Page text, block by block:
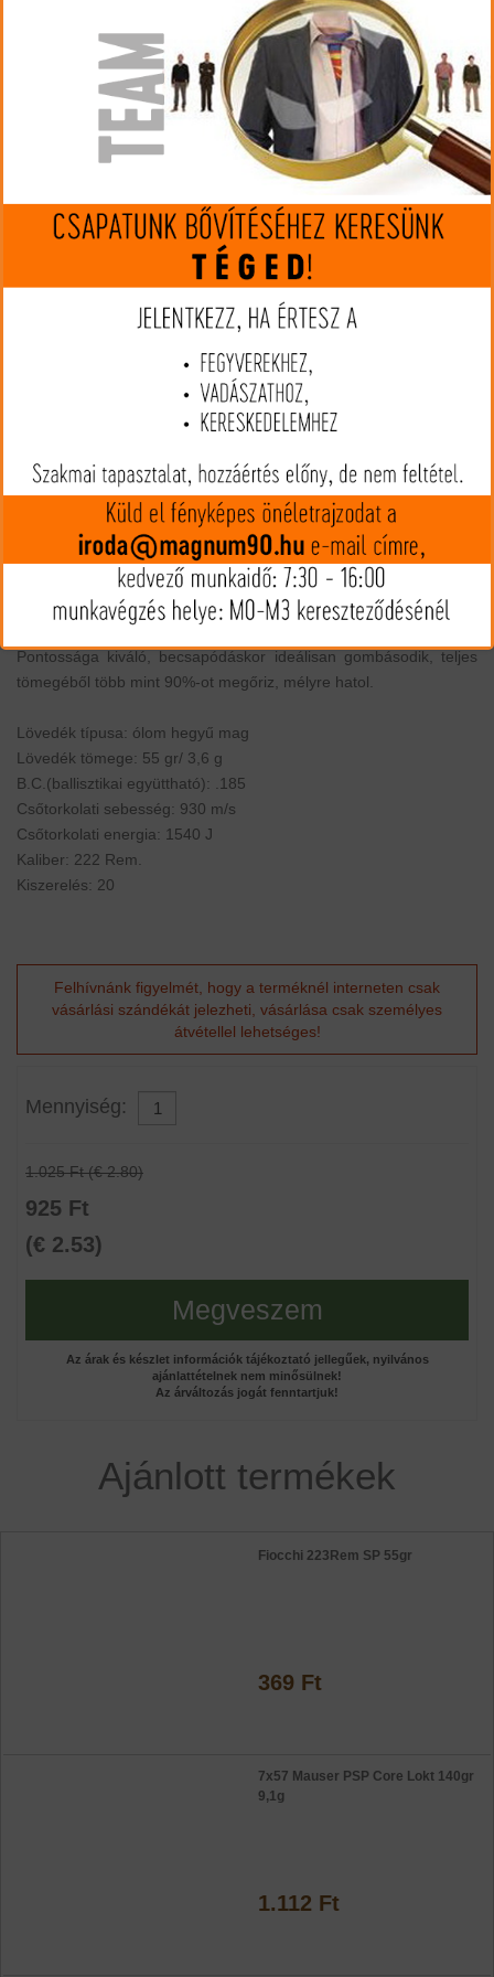
Norma
NA20157042
Kaliber: 222 Rem
MIP kártya jóváírás: 61Kártyát igényelek
Termék leírás
A Norma Oryx egy ólommaghoz kötött köpenyes Soft Point
lövedék. Az Oryx egy kissé csapott hegyű, ólomvégű lövedék,
ahol az ólommag kémiai eljárással kötött a tombak burkolathoz.
Pontossága kiváló, becsapódáskor ideálisan gombásodik, teljes
tömegéből több mint 90%-ot megőriz, mélyre hatol.
Lövedék típusa: ólom hegyű mag
Lövedék tömege: 55 gr/ 3,6 g
B.C.(ballisztikai együttható): .185
Csőtorkolati sebesség: 930 m/s
Csőtorkolati energia: 1540 J
Kaliber: 222 Rem.
Kiszerelés: 20
Felhívnánk figyelmét, hogy a terméknél interneten csak
vásárlási szándékát jelezheti, vásárlása csak személyes
átvétellel lehetséges!
Mennyiség:
1.025 Ft (€ 2.80)
925 Ft
(€ 2.53)
Megveszem
Az árak és készlet információk tájékoztató jellegűek, nyilvános
ajánlattételnek nem minősülnek!
Az árváltozás jogát fenntartjuk!
Ajánlott termékek
Fiocchi 223Rem SP 55gr
369 Ft
7x57 Mauser PSP Core Lokt 140gr
9,1g
1.112 Ft